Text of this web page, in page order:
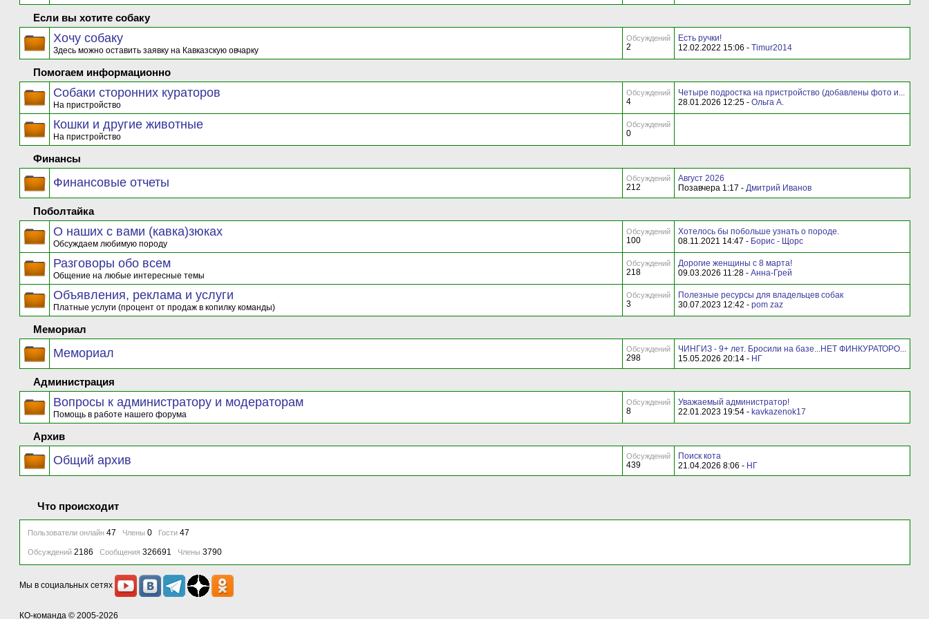
Если вы хотите собаку
Хочу собаку
Здесь можно оставить заявку на Кавказскую овчарку
Обсуждений
2
Есть ручки!
12.02.2022 15:06 - Timur2014
Помогаем информационно
Собаки сторонних кураторов
На пристройство
Обсуждений
4
Четыре подростка на пристройство (добавлены фото и...
28.01.2026 12:25 - Ольга А.
Кошки и другие животные
На пристройство
Обсуждений
0
Финансы
Финансовые отчеты Обсуждений
212
Август 2026
Позавчера 1:17 - Дмитрий Иванов
Поболтайка
О наших с вами (кавка)зюках
Обсуждаем любимую породу
Обсуждений
100
Хотелось бы побольше узнать о породе.
08.11.2021 14:47 - Борис - Щорс
Разговоры обо всем
Общение на любые интересные темы
Обсуждений
218
Дорогие женщины с 8 марта!
09.03.2026 11:28 - Анна-Грей
Объявления, реклама и услуги
Платные услуги (процент от продаж в копилку команды)
Обсуждений
3
Полезные ресурсы для владельцев собак
30.07.2023 12:42 - pom zaz
Мемориал
Мемориал Обсуждений
298
ЧИНГИЗ - 9+ лет. Бросили на базе...НЕТ ФИНКУРАТОРО...
15.05.2026 20:14 - НГ
Администрация
Вопросы к администратору и модераторам
Помощь в работе нашего форума
Обсуждений
8
Уважаемый администратор!
22.01.2023 19:54 - kavkazenok17
Архив
Общий архив Обсуждений
439
Поиск кота
21.04.2026 8:06 - НГ
Что происходит
Пользователи онлайн 47 Члены 0 Гости 47
Обсуждений 2186 Сообщения 326691 Члены 3790
Мы в социальных сетях
КО-команда © 2005-2026